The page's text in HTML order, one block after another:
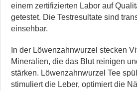
einem zertifizierten Labor auf
getestet. Die Testresultate sind
einsehbar.
In der Löwenzahnwurzel stecken
Mineralien, die das Blut reinigen
stärken. Löwenzahnwurzel Tee
stimuliert die Leber, optimiert die